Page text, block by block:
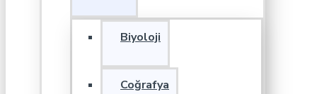
Biyoloji
Coğrafya